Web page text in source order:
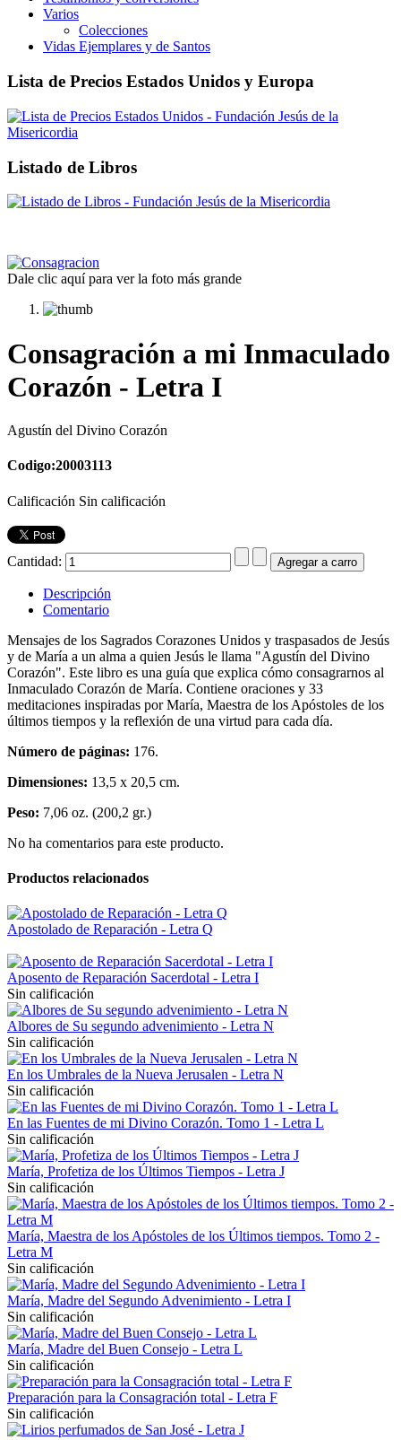
Varios
Colecciones
Vidas Ejemplares y de Santos
Lista de Precios Estados Unidos y Europa
Listado de Libros
Dale clic aquí para ver la foto más grande
Consagración a mi Inmaculado
Corazón - Letra I
Agustín del Divino Corazón
Codigo:20003113
Calificación Sin calificación
Cantidad:
Descripción
Comentario
Mensajes de los Sagrados Corazones Unidos y traspasados de Jesús
y de María a un alma a quien Jesús le llama "Agustín del Divino
Corazón". Este libro es una guía que explica cómo consagrarnos al
Inmaculado Corazón de María. Contiene oraciones y 33
meditaciones inspiradas por María, Maestra de los Apóstoles de los
últimos tiempos y la reflexión de una virtud para cada día.
Número de páginas: 176.
Dimensiones: 13,5 x 20,5 cm.
Peso: 7,06 oz. (200,2 gr.)
No ha comentarios para este producto.
Productos relacionados
Apostolado de Reparación - Letra Q
Aposento de Reparación Sacerdotal - Letra I
Sin calificación
Albores de Su segundo advenimiento - Letra N
Sin calificación
En los Umbrales de la Nueva Jerusalen - Letra N
Sin calificación
En las Fuentes de mi Divino Corazón. Tomo 1 - Letra L
Sin calificación
María, Profetiza de los Últimos Tiempos - Letra J
Sin calificación
María, Maestra de los Apóstoles de los Últimos tiempos. Tomo 2 -
Letra M
Sin calificación
María, Madre del Segundo Advenimiento - Letra I
Sin calificación
María, Madre del Buen Consejo - Letra L
Sin calificación
Preparación para la Consagración total - Letra F
Sin calificación